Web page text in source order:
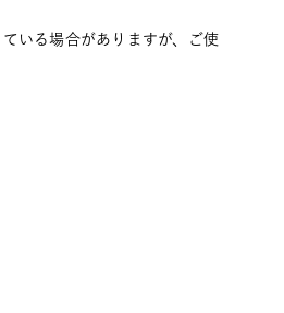
いる場合がありますが、ご使